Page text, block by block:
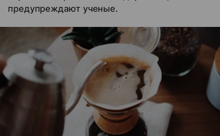
предупреждают ученые.